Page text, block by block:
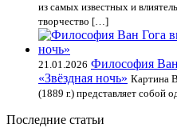
из самых известных и
творчество […]
21.01.2026 Философия
«Звёздная ночь» Картина
(1889 г.) представляет
Последние статьи